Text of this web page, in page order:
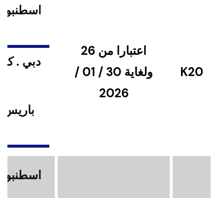
K20
اعتبارا من 26
ولغاية 30 / 01 /
2026
دبي .
باريس